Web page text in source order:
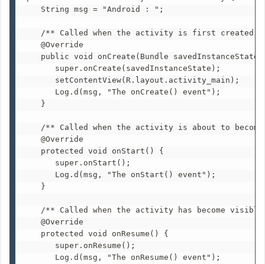
   String msg = "Android : ";
/** Called when the activity is first created.
   @Override
public void onCreate(Bundle savedInstanceState)
      super.onCreate(savedInstanceState);
      setContentView(R.layout.activity_main);
      Log.d(msg, "The onCreate() event");
   }
/** Called when the activity is about to
   @Override
   protected void onStart() {
      super.onStart();
      Log.d(msg, "The onStart() event");
   }
/** Called when the activity has become
   @Override
   protected void onResume() {
      super.onResume();
      Log.d(msg, "The onResume() event");